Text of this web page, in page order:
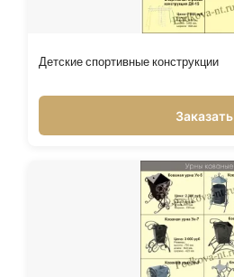
Детские спортивные конструкции
Заказать